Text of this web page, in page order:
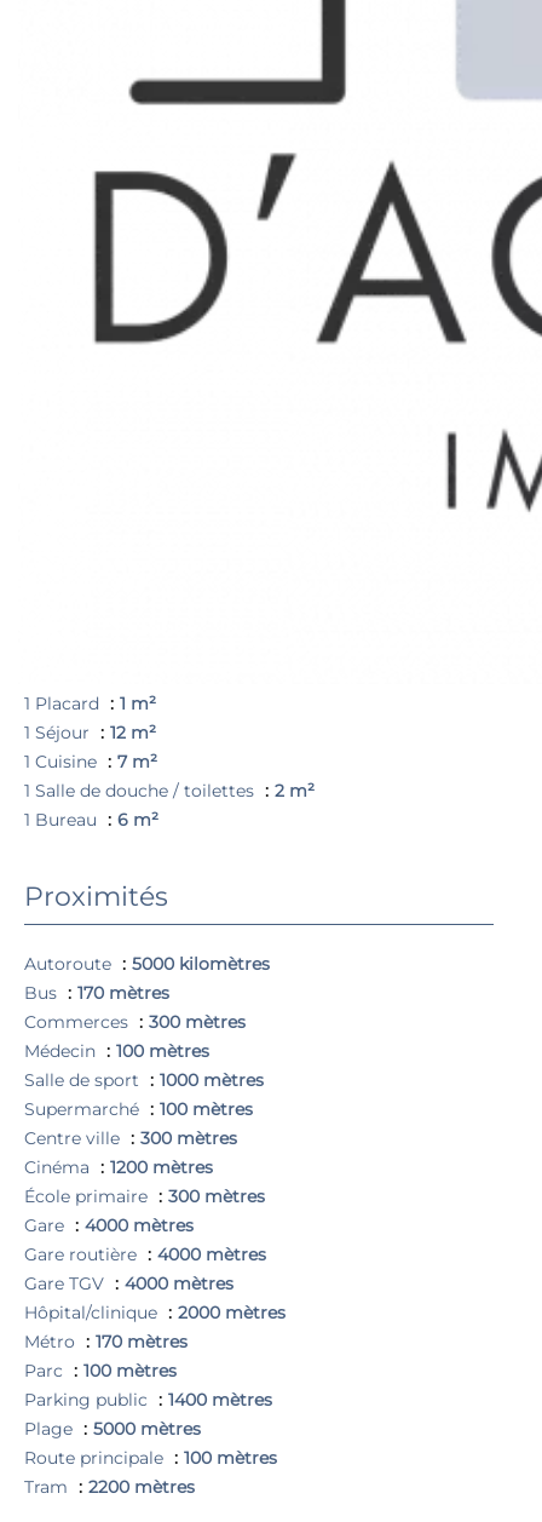
-VISALE OBLIGATOIRE-
La Capelette, proche des commerces de proximité,
appartement de type 1/2 de 32.24m² - 1er étage sans
ascenseur avec vue verdure et jardin.
Entrée avec grand placard, salon clair et lumineux, espace
chambre sans fenêtre extérieure, grande cuisine séparée,
“Les informations sur les risques auxquels ce bien est
exposé sont disponibles sur le site Géorisques
1 Placard
1 m²
1 Séjour
12 m²
1 Cuisine
7 m²
1 Salle de douche / toilettes
2 m²
1 Bureau
6 m²
Proximités
Autoroute
5000 kilomètres
Bus
170 mètres
Commerces
300 mètres
Médecin
100 mètres
Salle de sport
1000 mètres
Supermarché
100 mètres
Centre ville
300 mètres
Cinéma
1200 mètres
École primaire
300 mètres
Gare
4000 mètres
Gare routière
4000 mètres
Gare TGV
4000 mètres
Hôpital/clinique
2000 mètres
Métro
170 mètres
Parc
100 mètres
Parking public
1400 mètres
Plage
5000 mètres
Route principale
100 mètres
Tram
2200 mètres